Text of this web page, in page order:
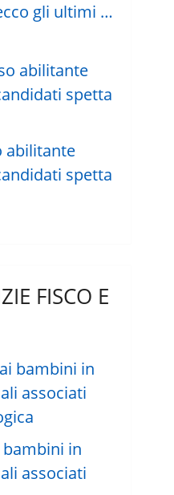
gli ultimi …
abilitante
spetta
FISCO E
in
associati